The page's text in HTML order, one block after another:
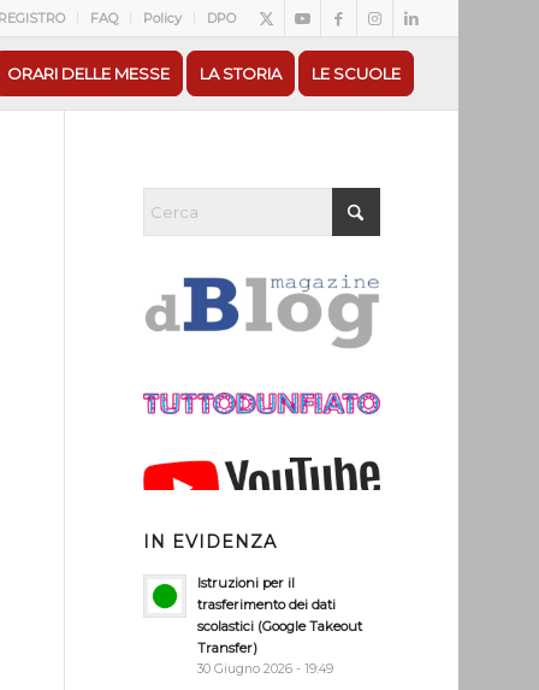
FAQ Policy DPO
ORARI DELLE MESSE LA STORIA LE SCUOLE
IN EVIDENZA
Istruzioni per il
trasferimento dei dati
scolastici (Google Takeout
Transfer)
30 Giugno 2026 - 19:49